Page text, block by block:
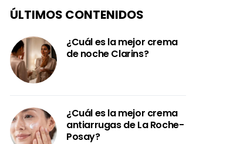
ÚLTIMOS CONTENIDOS
¿Cuál es la mejor crema
de noche Clarins?
¿Cuál es la mejor crema
antiarrugas de La Roche-
Posay?